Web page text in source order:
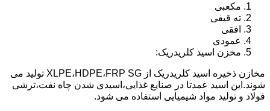
مکعبی
ته قیفی
افقی
عمودی
مخزن اسید کلریدریک:
مخازن ذخیره اسید کلریدریک از XLPE،HDPE،FRP SG تولید می
شوند.این اسید عمدتا در صنایع غذایی،اسیدی شدن چاه نفت،ترشی
فولاد و تولید مواد شیمیایی استفاده می شود.